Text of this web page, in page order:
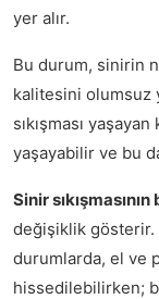
yer alır.
Bu durum, sinirin
kalitesini olumsuz
sıkışması
yaşayabilir ve bu
Sinir
değişiklik gösterir.
durumlarda, el ve
hissedilebilirken;